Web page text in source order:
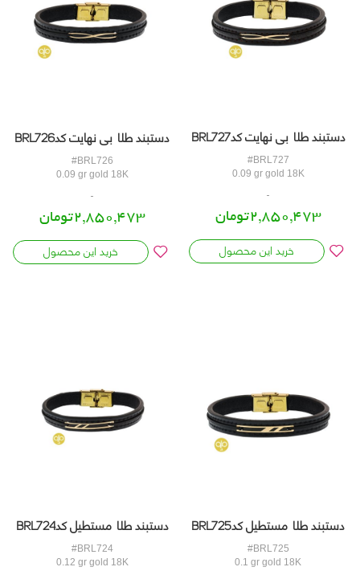
دستبند طلا بی نهایت کدBRL727
#BRL727
0.09 gr gold 18K
2,850,473تومان
خرید این محصول
دستبند طلا بی نهایت کدBRL726
#BRL726
0.09 gr gold 18K
2,850,473تومان
خرید این محصول
دستبند طلا مستطیل کدBRL725
#BRL725
0.1 gr gold 18K
دستبند طلا مستطیل کدBRL724
#BRL724
0.12 gr gold 18K